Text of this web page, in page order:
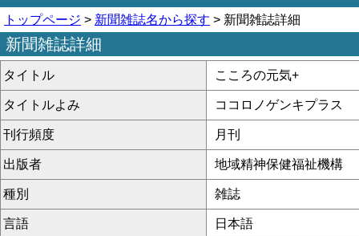
トップページ > 新聞雑誌名から探す > 新聞雑誌詳細
新聞雑誌詳細
タイトル こころの元気+
タイトルよみ ココロノゲンキプラス
刊行頻度 月刊
出版者 地域精神保健福祉機構
種別 雑誌
言語 日本語